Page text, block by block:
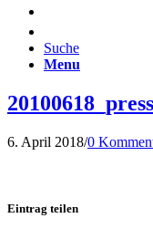
Suche
Menu
6. April 2018/0
Eintrag teilen